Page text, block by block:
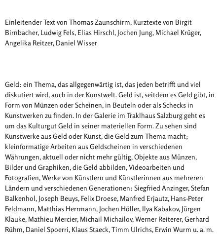
Einleitender Text von Thomas Zaunschirm, Kurztexte von Birgit
Birnbacher, Ludwig Fels, Elias Hirschl, Jochen Jung, Michael Krüger,
Angelika Reitzer, Daniel Wisser
Geld: ein Thema, das allgegenwärtig ist, das jeden betrifft und viel
diskutiert wird, auch in der Kunstwelt. Geld ist, seitdem es Geld gibt, in
Form von Münzen oder Scheinen, in Beuteln oder als Schecks in
Kunstwerken zu finden. In der Galerie im Traklhaus Salzburg geht es
um das Kulturgut Geld in seiner materiellen Form. Zu sehen sind
Kunstwerke aus Geld oder Kunst, die Geld zum Thema macht;
kleinformatige Arbeiten aus Geldscheinen in verschiedenen
Währungen, aktuell oder nicht mehr gültig, Objekte aus Münzen,
Bilder und Graphiken, die Geld abbilden, Videoarbeiten und
Fotografien, Werke von Künstlern und Künstlerinnen aus mehreren
Ländern und verschiedenen Generationen: Siegfried Anzinger, Stefan
Balkenhol, Joseph Beuys, Felix Droese, Manfred Erjautz, Hans-Peter
Feldmann, Matthias Herrmann, Jochen Höller, Ilya Kabakov, Jürgen
Klauke, Mathieu Mercier, Michail Michailov, Werner Reiterer, Gerhard
Rühm, Daniel Spoerri, Klaus Staeck, Timm Ulrichs, Erwin Wurm u. a. m.